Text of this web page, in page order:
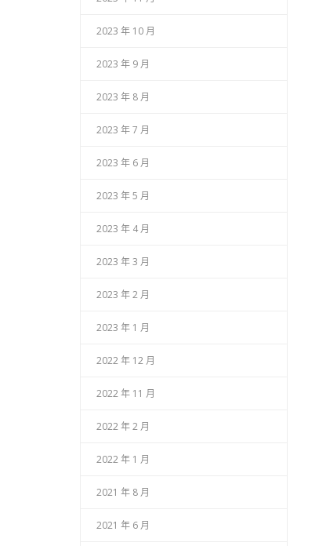
2023 年 10 月
2023 年 9 月
2023 年 8 月
2023 年 7 月
2023 年 6 月
2023 年 5 月
2023 年 4 月
2023 年 3 月
2023 年 2 月
2023 年 1 月
2022 年 12 月
2022 年 11 月
2022 年 2 月
2022 年 1 月
2021 年 8 月
2021 年 6 月